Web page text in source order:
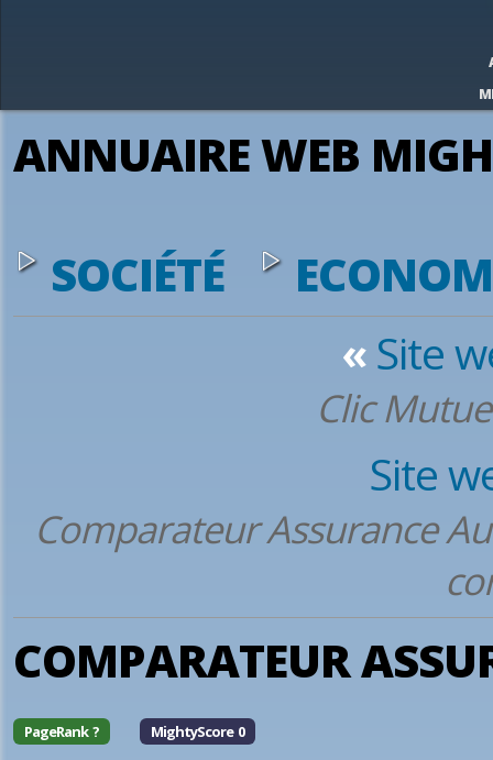
ANNUAIRE WEB
SOCIÉTÉ
«Site
Clic
Site
Comparateur Assurance
COMPARATEUR
PageRank ? MightyScore 0